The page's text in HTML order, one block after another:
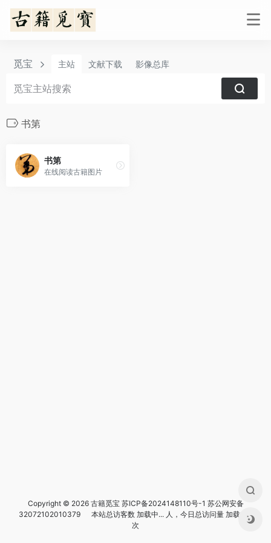
觅宝 主站 文献下载 影像总库
书第
书第
在线阅读古籍图片
Copyright © 2026 古籍觅宝 苏ICP备2024148110号-1 苏公网安备
32072102010379
本站总访客数 加载中...人，今日总访问量 加载中...
次